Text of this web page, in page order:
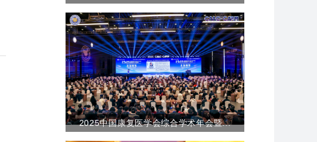
2025中国康复医学会综合学术年会暨...